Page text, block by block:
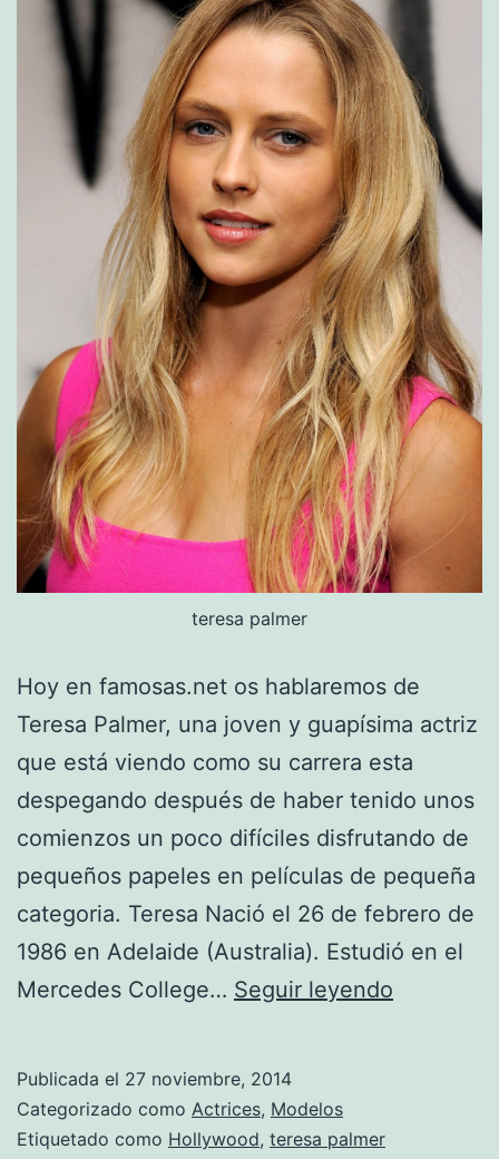
teresa palmer
Hoy en famosas.net os hablaremos de
Teresa Palmer, una joven y guapísima actriz
que está viendo como su carrera esta
despegando después de haber tenido unos
comienzos un poco difíciles disfrutando de
pequeños papeles en películas de pequeña
categoria. Teresa Nació el 26 de febrero de
1986 en Adelaide (Australia). Estudió en el
Mercedes College… Seguir leyendo
Publicada el 27 noviembre, 2014
Categorizado como Actrices, Modelos
Etiquetado como Hollywood, teresa palmer